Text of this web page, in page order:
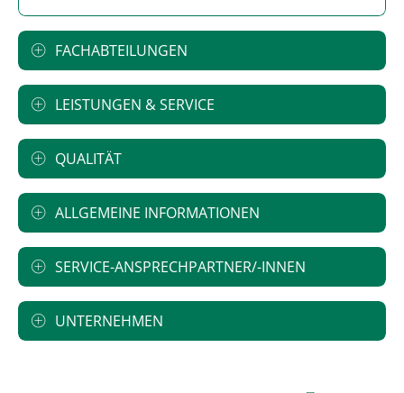
FACHABTEILUNGEN
LEISTUNGEN & SERVICE
QUALITÄT
ALLGEMEINE INFORMATIONEN
SERVICE-ANSPRECHPARTNER/-INNEN
UNTERNEHMEN